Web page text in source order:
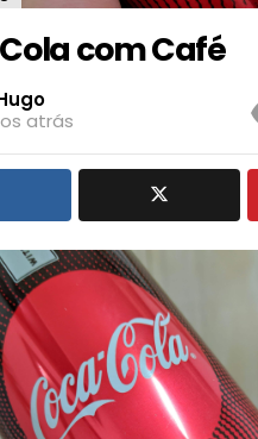
com Café
atrás